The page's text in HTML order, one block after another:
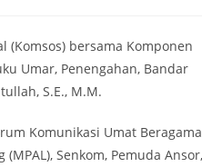
(Komsos) bersama Komponen
Umar, Penengahan, Bandar
S.E., M.M.
Komunikasi Umat Beragama
Senkom, Pemuda Ansor,